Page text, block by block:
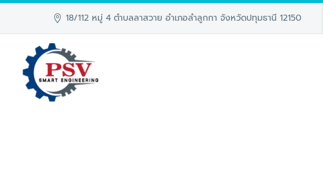
18/112 หมู่ 4 ตำบลลาสวาย อำเภอลำลูกกา จังหวัดปทุมธานี 12150